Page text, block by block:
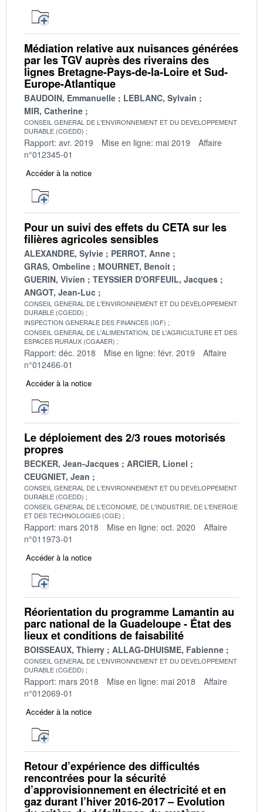
Médiation relative aux nuisances générées
par les TGV auprès des riverains des
lignes Bretagne-Pays-de-la-Loire et Sud-
Europe-Atlantique
BAUDOIN, Emmanuelle
LEBLANC, Sylvain
MIR, Catherine
CONSEIL GENERAL DE L'ENVIRONNEMENT ET DU DEVELOPPEMENT
DURABLE (CGEDD)
Rapport: avr. 2019 Mise en ligne: mai 2019
Affaire
n°012345-01
Accéder à la notice
Pour un suivi des effets du CETA sur les
filières agricoles sensibles
ALEXANDRE, Sylvie
PERROT, Anne
GRAS, Ombeline
MOURNET, Benoit
GUERIN, Vivien
TEYSSIER D'ORFEUIL, Jacques
ANGOT, Jean-Luc
CONSEIL GENERAL DE L'ENVIRONNEMENT ET DU DEVELOPPEMENT
DURABLE (CGEDD)
INSPECTION GENERALE DES FINANCES (IGF)
CONSEIL GENERAL DE L'ALIMENTATION, DE L'AGRICULTURE ET DES
ESPACES RURAUX (CGAAER)
Rapport: déc. 2018 Mise en ligne: févr. 2019
Affaire
n°012466-01
Accéder à la notice
Le déploiement des 2/3 roues motorisés
propres
BECKER, Jean-Jacques
ARCIER, Lionel
CEUGNIET, Jean
CONSEIL GENERAL DE L'ENVIRONNEMENT ET DU DEVELOPPEMENT
DURABLE (CGEDD)
CONSEIL GENERAL DE L'ECONOMIE, DE L'INDUSTRIE, DE L'ENERGIE
ET DES TECHNOLOGIES (CGE)
Rapport: mars 2018 Mise en ligne: oct. 2020
Affaire
n°011973-01
Accéder à la notice
Réorientation du programme Lamantin au
parc national de la Guadeloupe - État des
lieux et conditions de faisabilité
BOISSEAUX, Thierry ALLAG-DHUISME, Fabienne
CONSEIL GENERAL DE L'ENVIRONNEMENT ET DU DEVELOPPEMENT
DURABLE (CGEDD)
Rapport: mars 2018 Mise en ligne: mai 2018
Affaire
n°012069-01
Accéder à la notice
Retour d’expérience des difficultés
rencontrées pour la sécurité
d’approvisionnement en électricité et en
gaz durant l’hiver 2016-2017 – Evolution